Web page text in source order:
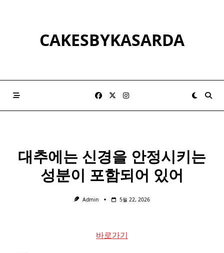
CAKESBYKASARDA
대추에는 신경을 안정시키는
성분이 포함되어 있어
Admin 5월 22, 2026
바로가기